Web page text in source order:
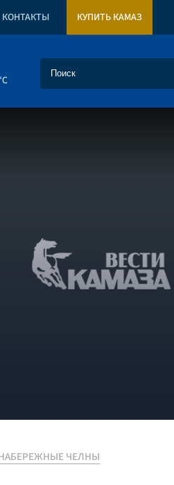
КОНТАКТЫ КУПИТЬ КАМАЗ
ЧЕЛНЫ